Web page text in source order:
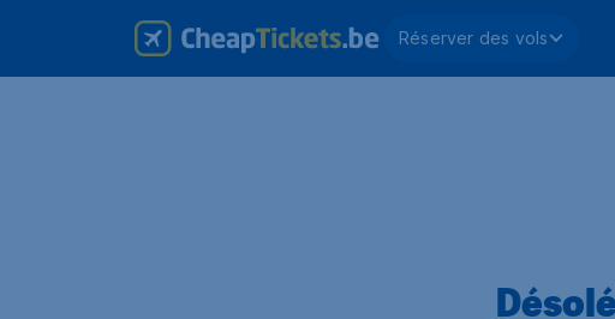
Réserver des vols